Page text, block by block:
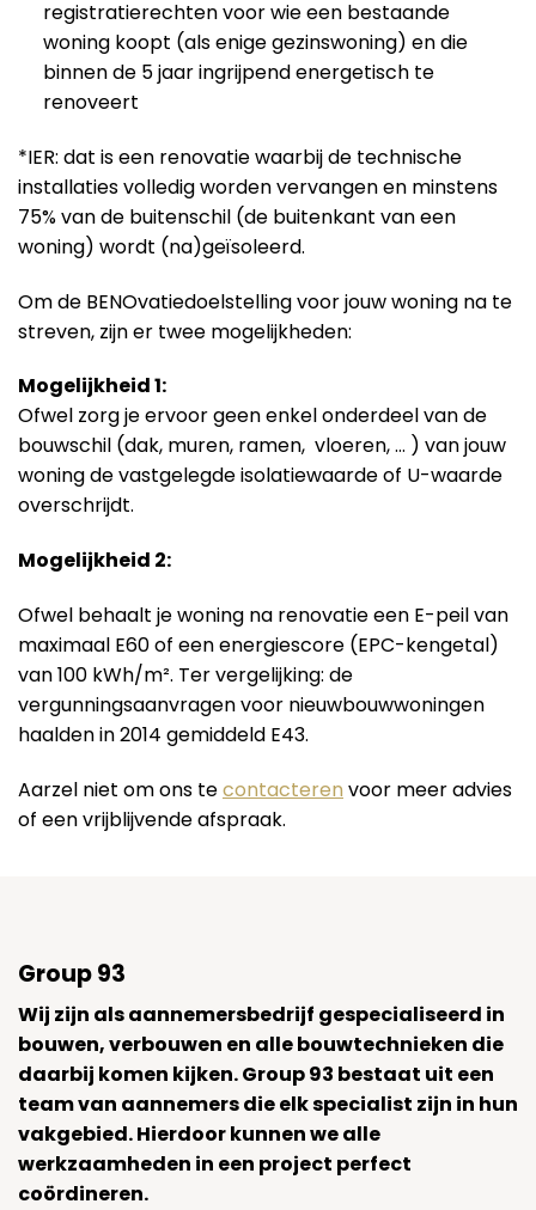
registratierechten voor wie een bestaande
woning koopt (als enige gezinswoning) en die
binnen de 5 jaar ingrijpend energetisch te
renoveert
*IER: dat is een renovatie waarbij de technische
installaties volledig worden vervangen en minstens
75% van de buitenschil (de buitenkant van een
woning) wordt (na)geïsoleerd.
Om de BENOvatiedoelstelling voor jouw woning na te
streven, zijn er twee mogelijkheden:
Mogelijkheid 1:
Ofwel zorg je ervoor geen enkel onderdeel van de
bouwschil (dak, muren, ramen, vloeren, … ) van jouw
woning de vastgelegde isolatiewaarde of U-waarde
overschrijdt.
Mogelijkheid 2:
Ofwel behaalt je woning na renovatie een E-peil van
maximaal E60 of een energiescore (EPC-kengetal)
van 100 kWh/m². Ter vergelijking: de
vergunningsaanvragen voor nieuwbouwwoningen
haalden in 2014 gemiddeld E43.
Aarzel niet om ons tecontacteren voor meer advies
of een vrijblijvende afspraak.
Group 93
Wij zijn als aannemersbedrijf gespecialiseerd in
bouwen, verbouwen en alle bouwtechnieken die
daarbij komen kijken. Group 93 bestaat uit een
team van aannemers die elk specialist zijn in hun
vakgebied. Hierdoor kunnen we alle
werkzaamheden in een project perfect
coördineren.